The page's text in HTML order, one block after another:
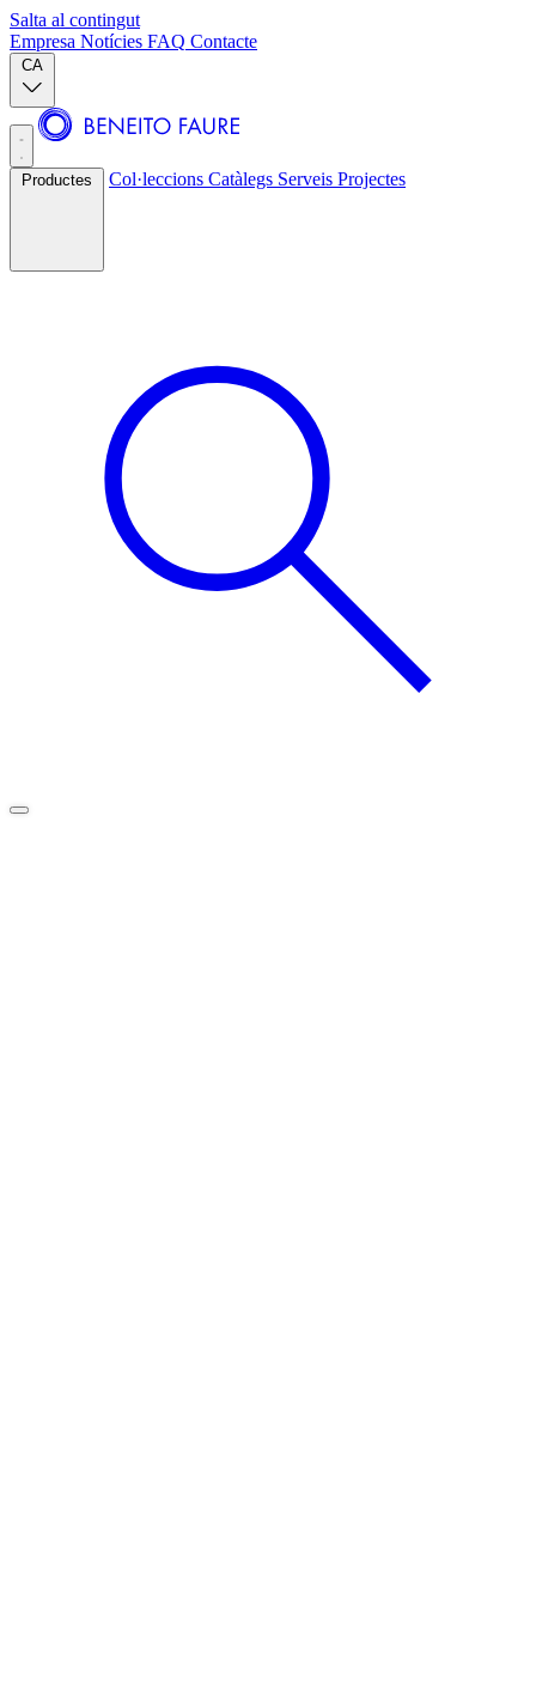
Salta al contingut
Empresa Notícies FAQ Contacte
CA
Productes Col·leccions Catàlegs Serveis Projectes